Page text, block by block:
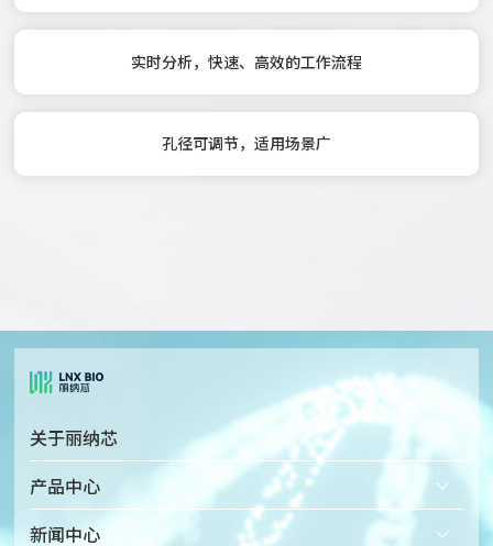
实时分析，快速、高效的工作流程
孔径可调节，适用场景广
关于丽纳芯
公司简介
企业文化
产品中心
固态纳米孔检测仪
新闻中心